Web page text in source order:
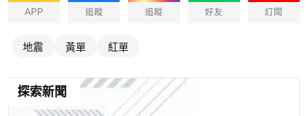
APP 追蹤 追蹤 好友 訂閱
地震 黃單 紅單
探索新聞